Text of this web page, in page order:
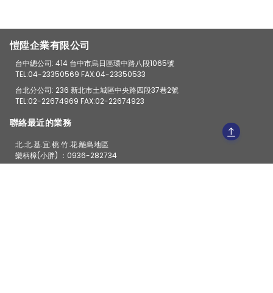
愷陞企業有限公司
台中總公司: 414 台中市烏日區環中路八段1065號
TEL:04-23350569 FAX:04-23350533
台北分公司: 236 新北市土城區中央路四段37巷2號
TEL:02-22674969 FAX:02-22674923
聯絡最近的業務
北.北.基.宜.桃.竹.花.離島地區
欒柄樟(小胖) ：0936-282734
Line ：0936282734